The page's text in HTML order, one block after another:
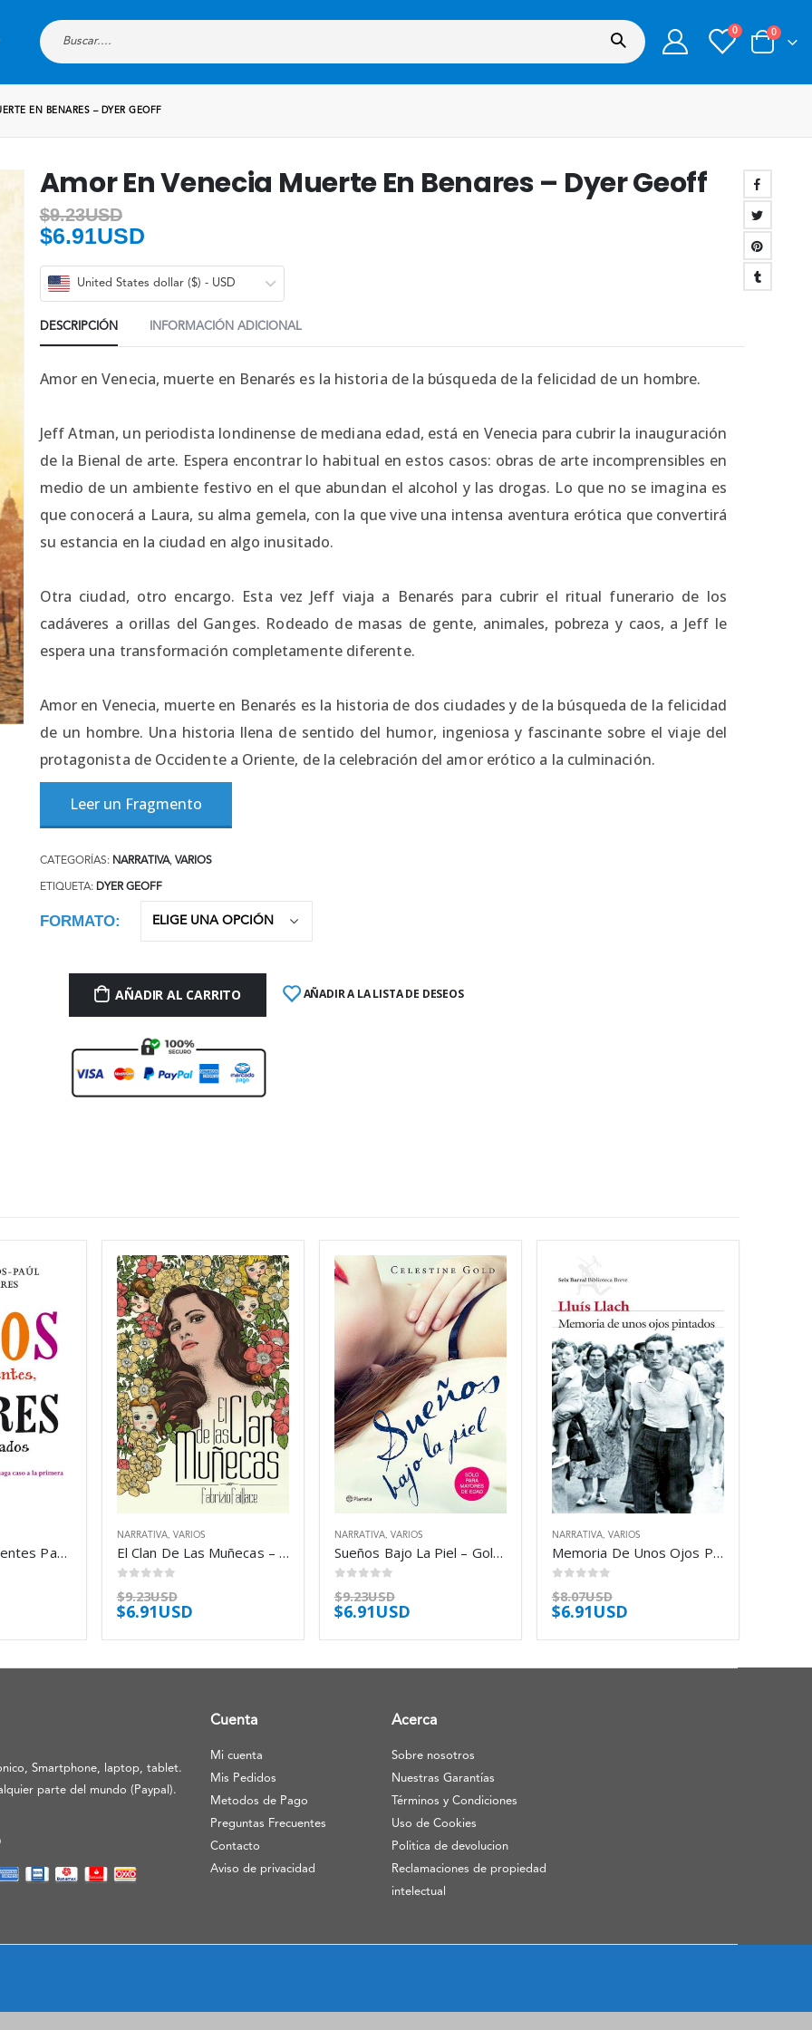
0 0
EN BENARES – DYER GEOFF
Amor En Venecia Muerte En Benares – Dyer Geoff
$9.23USD
$6.91USD
United States dollar ($) - USD
DESCRIPCIÓN INFORMACIÓN ADICIONAL
Amor en Venecia, muerte en Benarés es la historia de la búsqueda de la felicidad de un hombre.
Jeff Atman, un periodista londinense de mediana edad, está en Venecia para cubrir la inauguración
de la Bienal de arte. Espera encontrar lo habitual en estos casos: obras de arte incomprensibles en
medio de un ambiente festivo en el que abundan el alcohol y las drogas. Lo que no se imagina es
que conocerá a Laura, su alma gemela, con la que vive una intensa aventura erótica que convertirá
su estancia en la ciudad en algo inusitado.
Otra ciudad, otro encargo. Esta vez Jeff viaja a Benarés para cubrir el ritual funerario de los
cadáveres a orillas del Ganges. Rodeado de masas de gente, animales, pobreza y caos, a Jeff le
espera una transformación completamente diferente.
Amor en Venecia, muerte en Benarés es la historia de dos ciudades y de la búsqueda de la felicidad
de un hombre. Una historia llena de sentido del humor, ingeniosa y fascinante sobre el viaje del
protagonista de Occidente a Oriente, de la celebración del amor erótico a la culminación.
Leer un Fragmento
CATEGORÍAS: NARRATIVA, VARIOS
ETIQUETA: DYER GEOFF
FORMATO
AÑADIR AL CARRITO AÑADIR A LA LISTA DE DESEOS
Niños Desobedientes Padres Desesperados – Ramos Paul Rocio
NARRATIVA VARIOS
El Clan De Las Muñecas – Faillace Fabrizio
$9.23USD
$6.91USD
NARRATIVA VARIOS
Sueños Bajo La Piel – Gold Celestine
$9.23USD
$6.91USD
NARRATIVA VARIOS
Memoria De Unos Ojos Pintados – Llach Lluis
$8.07USD
$6.91USD
Smartphone, laptop, tablet.
parte del mundo (Paypal).
Cuenta
Mi cuenta
Mis Pedidos
Metodos de Pago
Preguntas Frecuentes
Contacto
Aviso de privacidad
Acerca
Sobre nosotros
Nuestras Garantías
Términos y Condiciones
Uso de Cookies
Politica de devolucion
Reclamaciones de propiedad
intelectual